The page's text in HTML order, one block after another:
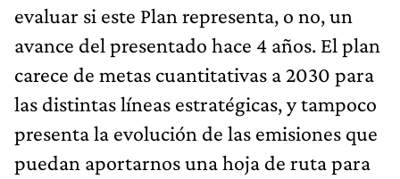
evaluar si este Plan representa, o no, un
avance del presentado hace 4 años. El plan
carece de metas cuantitativas a 2030 para
las distintas líneas estratégicas, y tampoco
presenta la evolución de las emisiones que
puedan aportarnos una hoja de ruta para